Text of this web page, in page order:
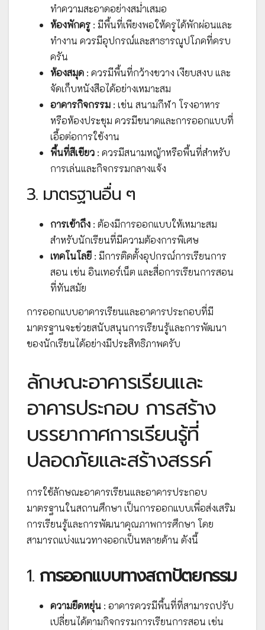
ทำความสะอาดอย่างสม่ำเสมอ
ห้องพักครู : มีพื้นที่เพียงพอให้ครูได้พักผ่อนและ
ทำงาน ควรมีอุปกรณ์และสาธารณูปโภคที่ครบ
ครัน
ห้องสมุด : ควรมีพื้นที่กว้างขวาง เงียบสงบ และ
จัดเก็บหนังสือได้อย่างเหมาะสม
อาคารกิจกรรม : เช่น สนามกีฬา โรงอาหาร
หรือห้องประชุม ควรมีขนาดและการออกแบบที่
เอื้อต่อการใช้งาน
พื้นที่สีเขียว : ควรมีสนามหญ้าหรือพื้นที่สำหรับ
การเล่นและกิจกรรมกลางแจ้ง
3. มาตรฐานอื่น ๆ
การเข้าถึง : ต้องมีการออกแบบให้เหมาะสม
สำหรับนักเรียนที่มีความต้องการพิเศษ
เทคโนโลยี : มีการติดตั้งอุปกรณ์การเรียนการ
สอน เช่น อินเทอร์เน็ต และสื่อการเรียนการสอน
ที่ทันสมัย
การออกแบบอาคารเรียนและอาคารประกอบที่มี
มาตรฐานจะช่วยสนับสนุนการเรียนรู้และการพัฒนา
ของนักเรียนได้อย่างมีประสิทธิภาพครับ
ลักษณะอาคารเรียนและ
อาคารประกอบ การสร้าง
บรรยากาศการเรียนรู้ที่
ปลอดภัยและสร้างสรรค์
การใช้ลักษณะอาคารเรียนและอาคารประกอบ
มาตรฐานในสถานศึกษา เป็นการออกแบบเพื่อส่งเสริม
การเรียนรู้และการพัฒนาคุณภาพการศึกษา โดย
สามารถแบ่งแนวทางออกเป็นหลายด้าน ดังนี้
1. การออกแบบทางสถาปัตยกรรม
ความยืดหยุ่น : อาคารควรมีพื้นที่ที่สามารถปรับ
เปลี่ยนได้ตามกิจกรรมการเรียนการสอน เช่น